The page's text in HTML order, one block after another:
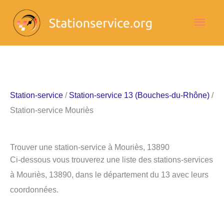
contenu
Station-service / Station-service 13 (Bouches-du-Rhône) /
Station-service Mouriès
Trouver une station-service à Mouriès, 13890
Ci-dessous vous trouverez une liste des stations-services
à Mouriès, 13890, dans le département du 13 avec leurs
coordonnées.